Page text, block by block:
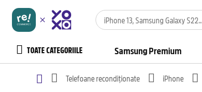
TOATE CATEGORIILE Samsung Premium
Telefoane recondiționate iPhone